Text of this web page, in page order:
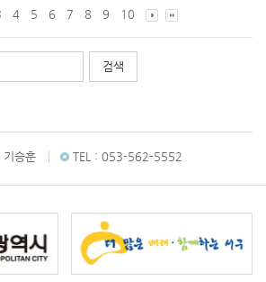
4 5 6 7 8 9 10
기승훈 TEL : 053-562-5552